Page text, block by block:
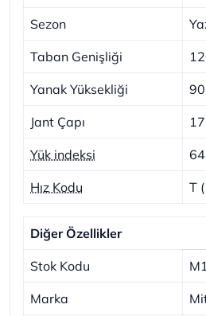
Sezon
Taban Genişliği
Yanak Yüksekliği 90
Jant Çapı 17
Yük indeksi
Hız Kodu T
Diğer Özellikler
Stok Kodu
Marka